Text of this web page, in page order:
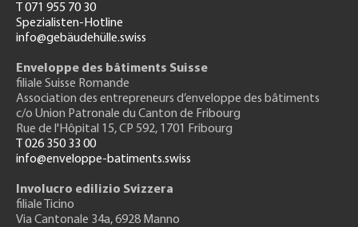
T 071 955 70 30
Spezialisten-Hotline
info@gebäudehülle.swiss
Enveloppe des bâtiments Suisse
filiale Suisse Romande
Association des entrepreneurs d’enveloppe des bâtiments
c/o Union Patronale du Canton de Fribourg
Rue de l'Hôpital 15, CP 592, 1701 Fribourg
T 026 350 33 00
info@enveloppe-batiments.swiss
Involucro edilizio Svizzera
filiale Ticino
Via Cantonale 34a, 6928 Manno